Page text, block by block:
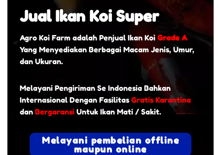
Jual Ikan Koi Super
Agro Koi Farm adalah Penjual Ikan Koi Grade A
Yang Menyediakan Berbagai Macam Jenis, Umur,
dan Ukuran.
Melayani Pengiriman Se Indonesia Bahkan
Internasional Dengan Fasilitas Gratis Karantina
dan Bergaransi Untuk Ikan Mati / Sakit.
Melayani pembelian offline
maupun online